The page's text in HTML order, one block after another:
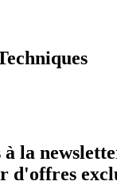
à la
d'offres